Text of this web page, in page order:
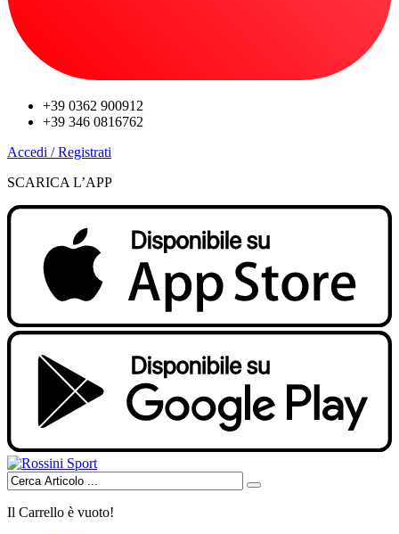
+39 0362 900912
+39 346 0816762
Accedi / Registrati
SCARICA L’APP
Il Carrello è vuoto!